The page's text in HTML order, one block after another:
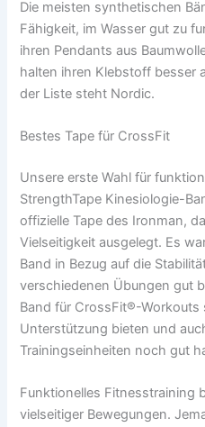
Die meisten synthetischen
Fähigkeit, im Wasser gut zu
ihren Pendants aus
halten ihren Klebstoff besser
der Liste steht Nordic.
Bestes Tape für CrossFit
Unsere erste Wahl für
StrengthTape Kinesiologie-
offizielle Tape des Ironman,
Vielseitigkeit ausgelegt. Es
Band in Bezug auf die
verschiedenen Übungen gut
Band für CrossFit®-Workouts
Unterstützung bieten und
Trainingseinheiten noch gut
Funktionelles Fitnesstraining
vielseitiger Bewegungen.